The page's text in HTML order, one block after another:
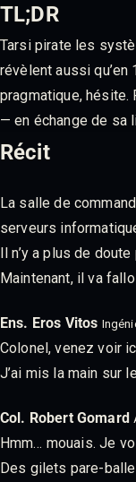
TL;DR
Tarsi pirate les
révèlent aussi
pragmatique, hésite.
— en échange de sa
Récit
La salle de
serveurs
Il n’y a plus de
Maintenant, il va
Ens. Eros Vitos
Colonel, venez voir
J’ai mis la main sur
Col. Robert Gomard
Hmm… mouais. Je
Des gilets pare-